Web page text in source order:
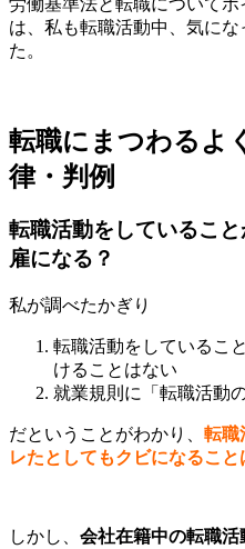
は、私も転職活動中、気に
た。
転職にまつわるよ
律・判例
転職活動をしているこ
雇になる？
私が調べたかぎり
転職活動をしているこ
けることはない
就業規則に「転職活動
だということがわかり、 転職
レたとしてもクビになるこ
しかし、 会社在籍中の転職